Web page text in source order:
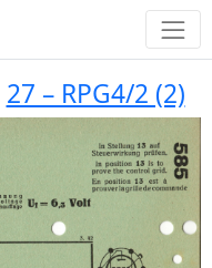
27 – RPG4/2 (2)